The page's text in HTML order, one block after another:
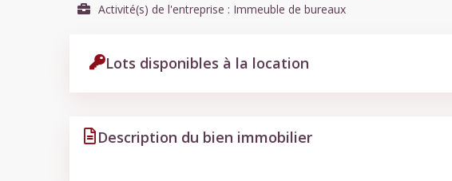
Activité(s) de l'entreprise : Immeuble de bureaux
Lots disponibles à la location
Description du bien immobilier